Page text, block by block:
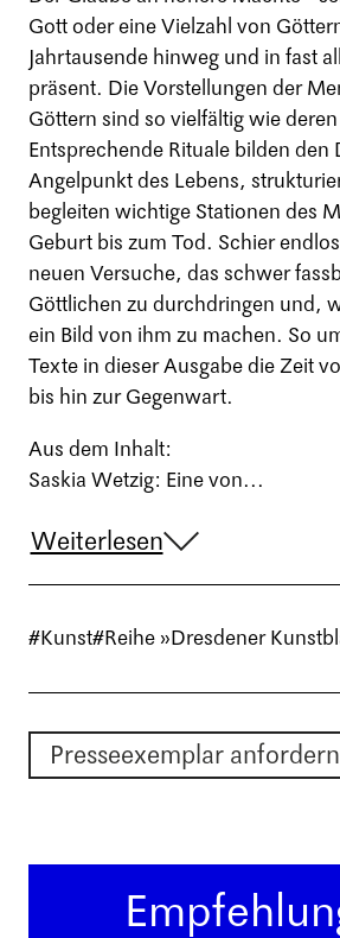
Gott oder eine Vielzahl von
Jahrtausende hinweg und in fast
präsent. Die Vorstellungen der
Göttern sind so vielfältig wie
Entsprechende Rituale bilden den
Angelpunkt des Lebens,
begleiten wichtige Stationen des
Geburt bis zum Tod. Schier
neuen Versuche, das schwer
Göttlichen zu durchdringen und,
ein Bild von ihm zu machen. So
Texte in dieser Ausgabe die Zeit
bis hin zur Gegenwart.
Aus dem Inhalt:
Saskia Wetzig: Eine von...
Weiterlesen
#Kunst#Reihe »Dresdener
Presseexemplar anfordern